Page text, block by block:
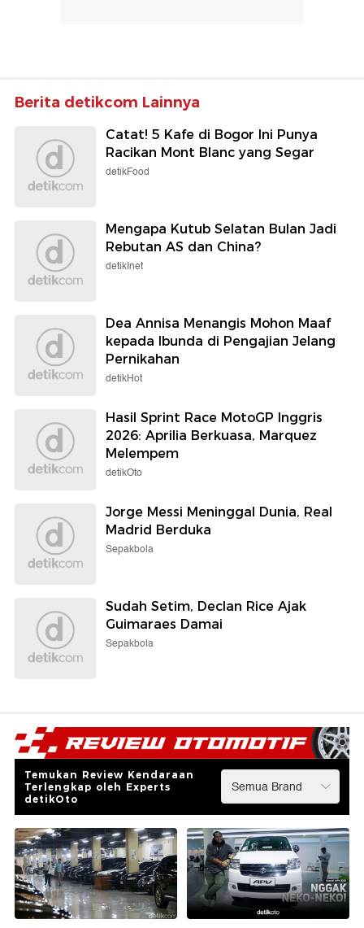
Berita detikcom Lainnya
Catat! 5 Kafe di Bogor Ini Punya
Racikan Mont Blanc yang Segar
detikFood
Mengapa Kutub Selatan Bulan Jadi
Rebutan AS dan China?
detikInet
Dea Annisa Menangis Mohon Maaf
kepada Ibunda di Pengajian Jelang
Pernikahan
detikHot
Hasil Sprint Race MotoGP Inggris
2026: Aprilia Berkuasa, Marquez
Melempem
detikOto
Jorge Messi Meninggal Dunia, Real
Madrid Berduka
Sepakbola
Sudah Setim, Declan Rice Ajak
Guimaraes Damai
Sepakbola
Temukan Review Kendaraan
Terlengkap oleh Experts
detikOto